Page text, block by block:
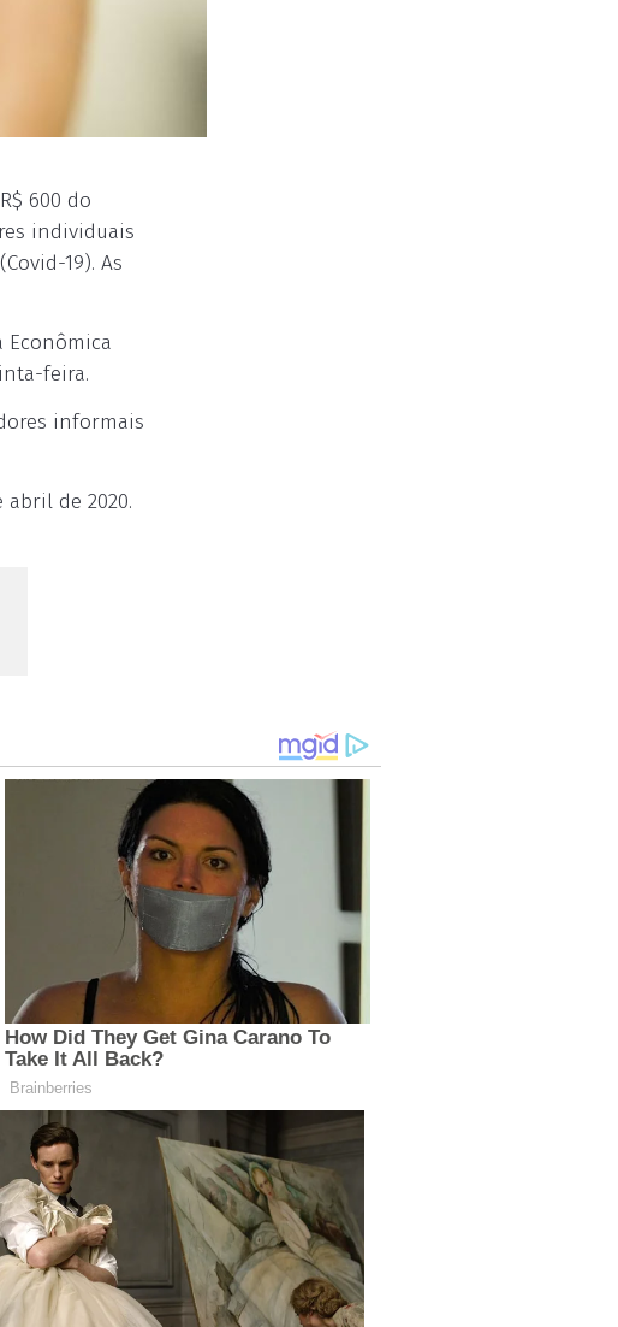
600 do
individuais
19). As
Econômica
feira.
informais
de 2020.